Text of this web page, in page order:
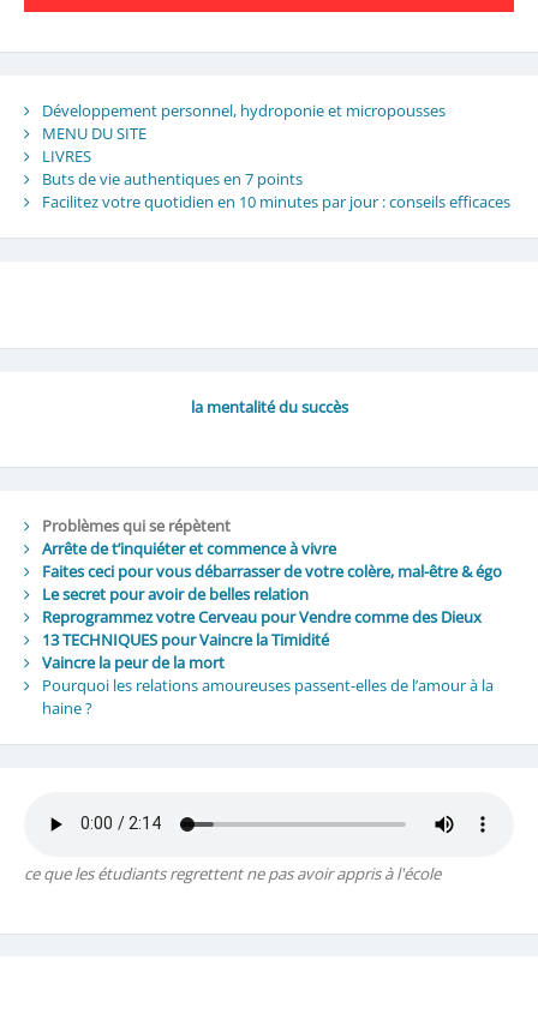
Développement personnel, hydroponie et micropousses
MENU DU SITE
LIVRES
Buts de vie authentiques en 7 points
Facilitez votre quotidien en 10 minutes par jour : conseils efficaces
la mentalité du succès
Problèmes qui se répètent
Arrête de t’inquiéter et commence à vivre
Faites ceci pour vous débarrasser de votre colère, mal-être & égo
Le secret pour avoir de belles relation
Reprogrammez votre Cerveau pour Vendre comme des Dieux
13 TECHNIQUES pour Vaincre la Timidité
Vaincre la peur de la mort
Pourquoi les relations amoureuses passent-elles de l’amour à la
haine ?
ce que les étudiants regrettent ne pas avoir appris à l'école